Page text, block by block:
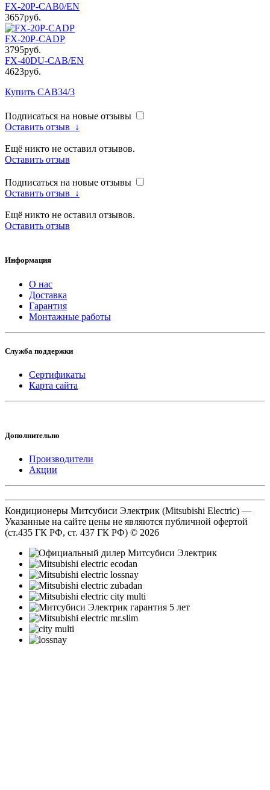
FX-20P-CAB0/EN
3657руб.
FX-20P-CADP
3795руб.
FX-40DU-CAB/EN
4623руб.
Купить CAB34/3
Подписаться на новые отзывы
Оставить отзыв
↓
Ещё никто не оставил отзывов.
Оставить отзыв
Подписаться на новые отзывы
Оставить отзыв
↓
Ещё никто не оставил отзывов.
Оставить отзыв
Информация
О нас
Доставка
Гарантия
Монтажные работы
Служба поддержки
Сертификаты
Карта сайта
Дополнительно
Производители
Акции
Кондиционеры Митсубиси Электрик (Mitsubishi Electric) —
Указанные на сайте цены не являются публичной офертой
(ст.435 ГК РФ, cт. 437 ГК РФ) © 2026